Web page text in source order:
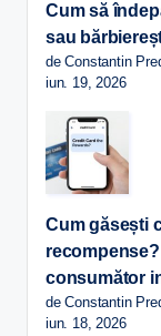
Cum să
sau
de Constantin
iun. 19, 2026
Cum găsești
consumător
de Constantin
iun. 18, 2026